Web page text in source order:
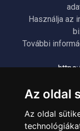
Az oldal
Az oldal
Használja az
További
ÜGYFÉLSZOLGÁLAT
Elérhetőségek